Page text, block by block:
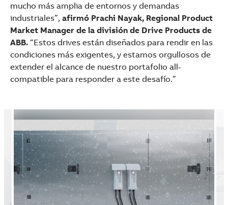
mucho más amplia de entornos y demandas
industriales”, afirmó Prachi Nayak, Regional Product
Market Manager de la división de Drive Products de
ABB. “Estos drives están diseñados para rendir en las
condiciones más exigentes, y estamos orgullosos de
extender el alcance de nuestro portafolio all-
compatible para responder a este desafío.”